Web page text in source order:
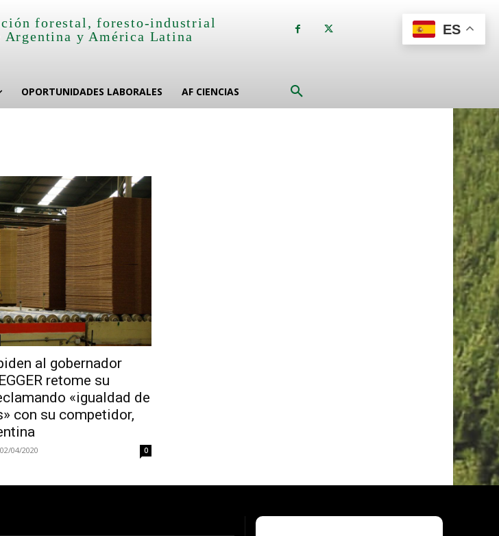
forestal, foresto-industrial
Argentina y América Latina
OPORTUNIDADES LABORALES AF CIENCIAS
al gobernador
retome su
«igualdad de
con su competidor,
02/04/2020 0
ES